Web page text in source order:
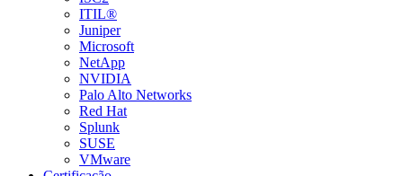
ITIL®
Juniper
Microsoft
NetApp
NVIDIA
Palo Alto Networks
Red Hat
Splunk
SUSE
VMware